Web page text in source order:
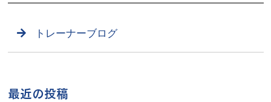
トレーナーブログ
最近の投稿